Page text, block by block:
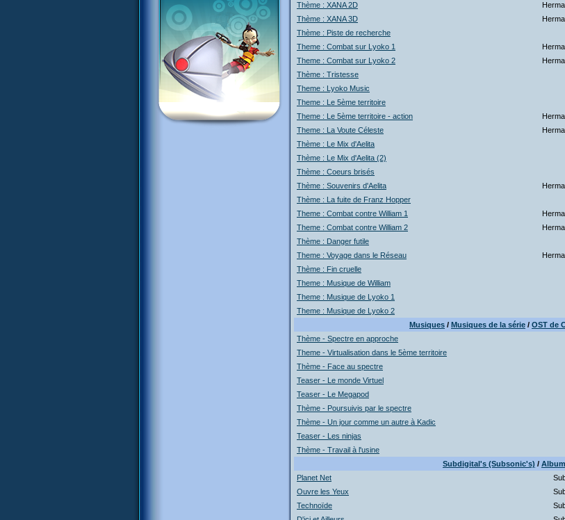
Thème : XANA 2D
Thème : XANA 3D
Thème : Piste de recherche
Theme : Combat sur Lyoko 1
Theme : Combat sur Lyoko 2
Thème : Tristesse
Theme : Lyoko Music
Theme : Le 5ème territoire
Theme : Le 5ème territoire - action
Theme : La Voute Céleste
Thème : Le Mix d'Aelita
Thème : Le Mix d'Aelita (2)
Thème : Coeurs brisés
Thème : Souvenirs d'Aelita
Thème : La fuite de Franz Hopper
Theme : Combat contre William 1
Theme : Combat contre William 2
Thème : Danger futile
Theme : Voyage dans le Réseau
Thème : Fin cruelle
Theme : Musique de William
Theme : Musique de Lyoko 1
Theme : Musique de Lyoko 2
Musiques / Musiques de la série / OST de
Thème - Spectre en approche
Theme - Virtualisation dans le 5ème territoire
Thème - Face au spectre
Teaser - Le monde Virtuel
Teaser - Le Megapod
Thème - Poursuivis par le spectre
Thème - Un jour comme un autre à Kadic
Teaser - Les ninjas
Thème - Travail à l'usine
Subdigital's (Subsonic's) /
Planet Net
Ouvre les Yeux
Technoïde